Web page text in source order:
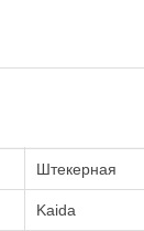
Штекерная
Kaida